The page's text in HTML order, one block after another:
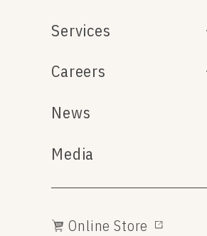
Online Store
Services
Careers
News
Media